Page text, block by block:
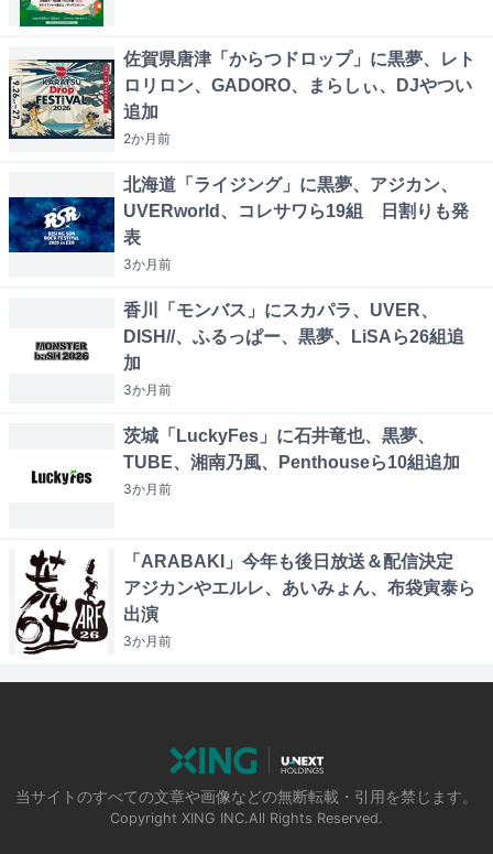
佐賀県唐津「からつドロップ」に黒夢、レト
ロリロン、GADORO、まらしぃ、DJやつい
追加
2か月前
北海道「ライジング」に黒夢、アジカン、
UVERworld、コレサワら19組 日割りも発
表
3か月前
香川「モンバス」にスカパラ、UVER、
DISH//、ふるっぱー、黒夢、LiSAら26組追
加
3か月前
茨城「LuckyFes」に石井竜也、黒夢、
TUBE、湘南乃風、Penthouseら10組追加
3か月前
「ARABAKI」今年も後日放送＆配信決定
アジカンやエルレ、あいみょん、布袋寅泰ら
出演
3か月前
当サイトのすべての文章や画像などの無断転載・引用を禁じます。
Copyright XING INC.All Rights Reserved.